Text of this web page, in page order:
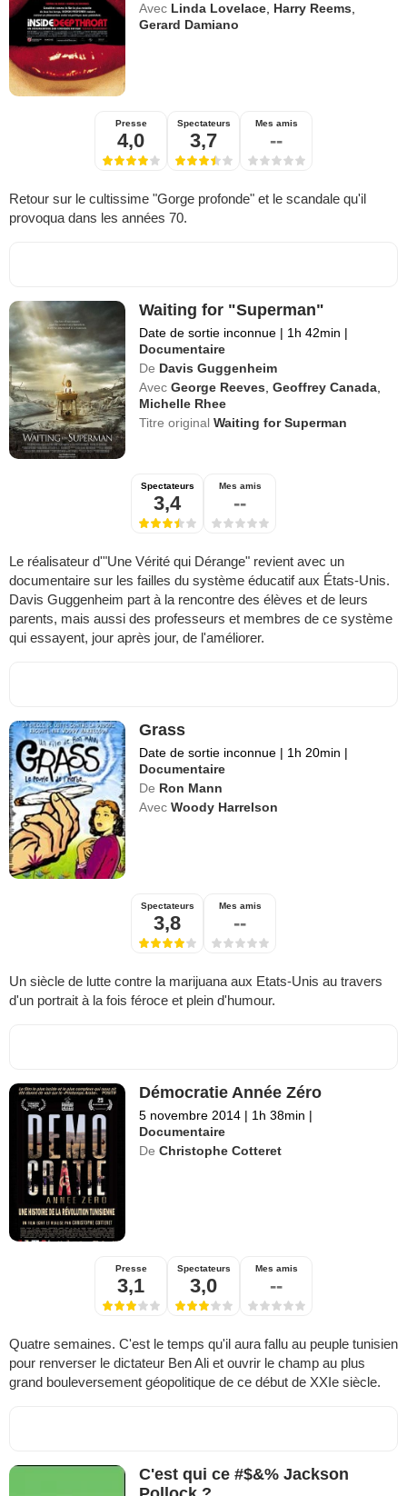
Avec Linda Lovelace, Harry Reems,
Gerard Damiano
Presse
4,0
Spectateurs
3,7
Mes amis
--
Retour sur le cultissime "Gorge profonde" et le scandale qu'il
provoqua dans les années 70.
Waiting for "Superman"
Date de sortie inconnue | 1h 42min |
Documentaire
De Davis Guggenheim
Avec George Reeves,Geoffrey Canada,
Michelle Rhee
Titre originalWaiting for Superman
Spectateurs
3,4
Mes amis
--
Le réalisateur d'"Une Vérité qui Dérange" revient avec un
documentaire sur les failles du système éducatif aux États-Unis.
Davis Guggenheim part à la rencontre des élèves et de leurs
parents, mais aussi des professeurs et membres de ce système
qui essayent, jour après jour, de l'améliorer.
Grass
Date de sortie inconnue | 1h 20min |
Documentaire
De Ron Mann
Avec Woody Harrelson
Spectateurs
3,8
Mes amis
--
Un siècle de lutte contre la marijuana aux Etats-Unis au travers
d'un portrait à la fois féroce et plein d'humour.
Démocratie Année Zéro
5 novembre 2014 | 1h 38min |
Documentaire
De Christophe Cotteret
Presse
3,1
Spectateurs
3,0
Mes amis
--
Quatre semaines. C'est le temps qu'il aura fallu au peuple tunisien
pour renverser le dictateur Ben Ali et ouvrir le champ au plus
grand bouleversement géopolitique de ce début de XXIe siècle.
C'est qui ce #$&% Jackson